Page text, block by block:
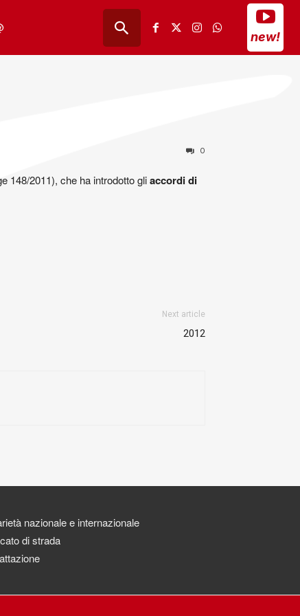
new!
0
148/2011), che ha introdotto gliaccordi di
Next article
2012
nazionale e internazionale
di strada